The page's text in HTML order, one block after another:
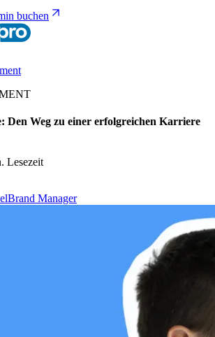
buchen
Den Weg zu einer erfolgreichen Karriere
Lesezeit
Brand Manager